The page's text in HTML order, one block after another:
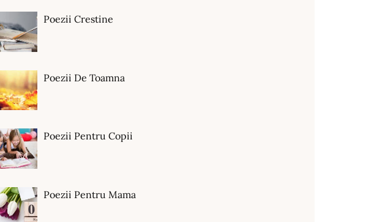
Poezii Crestine
Poezii De Toamna
Poezii Pentru Copii
Poezii Pentru Mama